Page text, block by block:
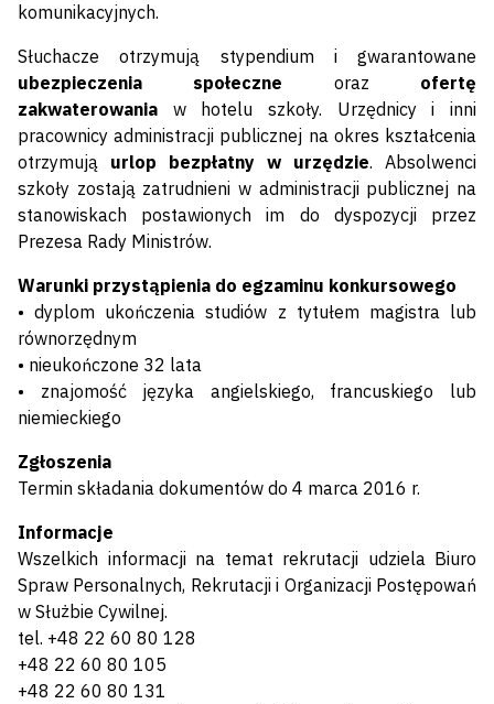
komunikacyjnych.
Słuchacze otrzymują stypendium i gwarantowane
ubezpieczenia społeczne oraz ofertę
zakwaterowania w hotelu szkoły. Urzędnicy i inni
pracownicy administracji publicznej na okres kształcenia
otrzymują urlop bezpłatny w urzędzie. Absolwenci
szkoły zostają zatrudnieni w administracji publicznej na
stanowiskach postawionych im do dyspozycji przez
Prezesa Rady Ministrów.
Warunki przystąpienia do egzaminu konkursowego
• dyplom ukończenia studiów z tytułem magistra lub
równorzędnym
• nieukończone 32 lata
• znajomość języka angielskiego, francuskiego lub
niemieckiego
Zgłoszenia
Termin składania dokumentów do 4 marca 2016 r.
Informacje
Wszelkich informacji na temat rekrutacji udziela Biuro
Spraw Personalnych, Rekrutacji i Organizacji Postępowań
w Służbie Cywilnej.
tel. +48 22 60 80 128
+48 22 60 80 105
+48 22 60 80 131